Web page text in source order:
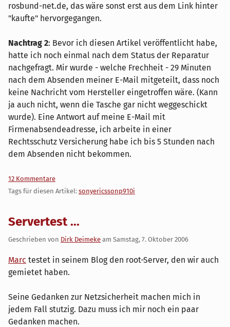
rosbund-net.de, das wäre sonst erst aus dem Link hinter
"kaufte" hervorgegangen.
Nachtrag 2: Bevor ich diesen Artikel veröffentlicht habe,
hatte ich noch einmal nach dem Status der Reparatur
nachgefragt. Mir wurde - welche Frechheit - 29 Minuten
nach dem Absenden meiner E-Mail mitgeteilt, dass noch
keine Nachricht vom Hersteller eingetroffen wäre. (Kann
ja auch nicht, wenn die Tasche gar nicht weggeschickt
wurde). Eine Antwort auf meine E-Mail mit
Firmenabsendeadresse, ich arbeite in einer
Rechtsschutz Versicherung habe ich bis 5 Stunden nach
dem Absenden nicht bekommen.
12 Kommentare
Tags für diesen Artikel: sonyericssonp910i
Servertest ...
Geschrieben von Dirk Deimeke am Samstag, 7. Oktober 2006
Marc testet in seinem Blog den root-Server, den wir auch
gemietet haben.
Seine Gedanken zur Netzsicherheit machen mich in
jedem Fall stutzig. Dazu muss ich mir noch ein paar
Gedanken machen.